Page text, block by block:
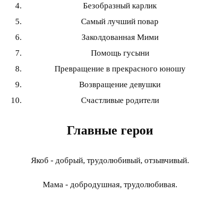
Безобразный карлик
Самый лучший повар
Заколдованная Мими
Помощь гусыни
Превращение в прекрасного юношу
Возвращение девушки
Счастливые родители
Главные герои
Якоб - добрый, трудолюбивый, отзывчивый.
Мама - добродушная, трудолюбивая.